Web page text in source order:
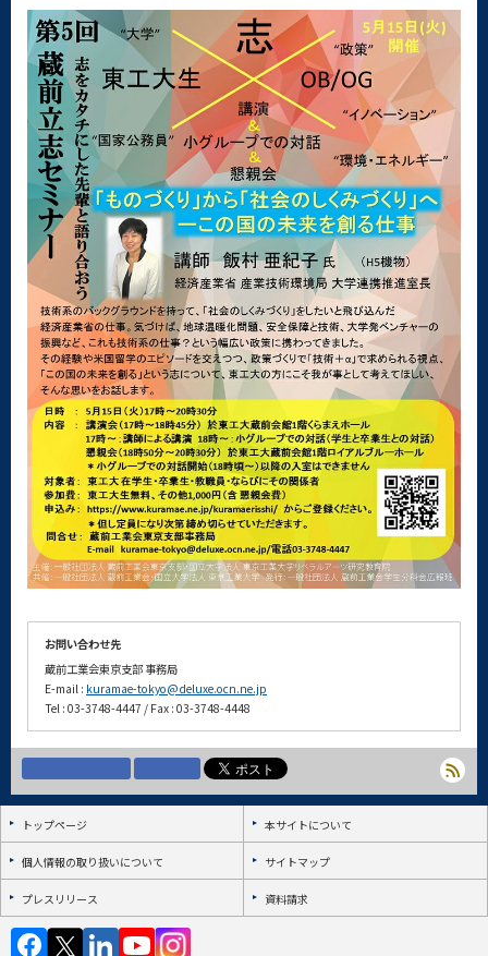
お問い合わせ先
蔵前工業会東京支部 事務局
E-mail : kuramae-tokyo@deluxe.ocn.ne.jp
Tel : 03-3748-4447 / Fax : 03-3748-4448
トップページ 本サイトについて
個人情報の取り扱いについて サイトマップ
プレスリリース 資料請求